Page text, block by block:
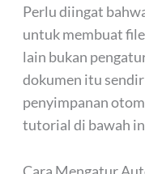
Perlu diingat
untuk membuat
lain bukan
dokumen itu
penyimpanan
tutorial di bawah